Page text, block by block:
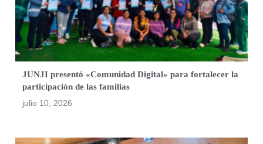
JUNJI presentó «Comunidad Digital» para fortalecer la
participación de las familias
julio 10, 2026